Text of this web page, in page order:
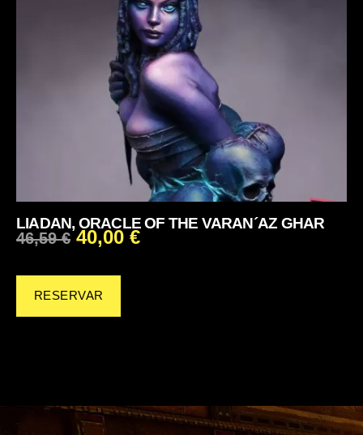
LIADAN, ORACLE OF THE VARAN´AZ GHAR
46,59€ 40,00 €
RESERVAR